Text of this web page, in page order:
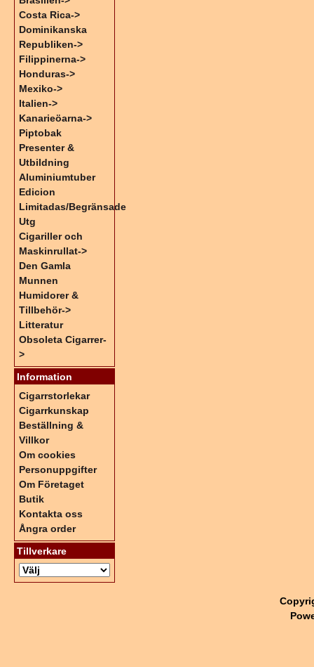
Costa Rica->
Dominikanska
Republiken->
Filippinerna->
Honduras->
Mexiko->
Italien->
Kanarieöarna->
Piptobak
Presenter &
Utbildning
Aluminiumtuber
Edicion
Limitadas/Begränsade
Utg
Cigariller och
Maskinrullat->
Den Gamla
Munnen
Humidorer &
Tillbehör->
Litteratur
Obsoleta Cigarrer-
>
Information
Cigarrstorlekar
Cigarrkunskap
Beställning &
Villkor
Om cookies
Personuppgifter
Om Företaget
Butik
Kontakta oss
Ångra order
Tillverkare